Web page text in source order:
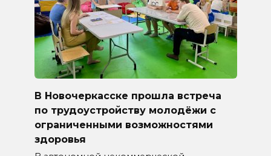
В Новочеркасске прошла встреча
по трудоустройству молодёжи с
ограниченными возможностями
здоровья